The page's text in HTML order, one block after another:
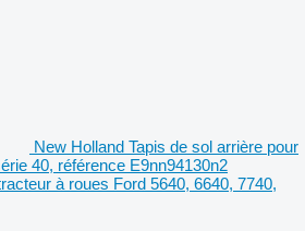
New Holland Tapis de sol arrière pour
40, référence E9nn94130n2
à roues Ford 5640, 6640, 7740,